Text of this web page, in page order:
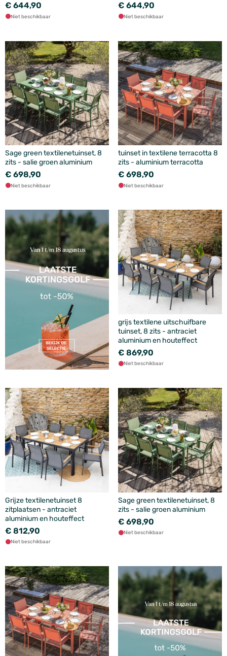
€ 644,90
Niet beschikbaar
€ 644,90
Niet beschikbaar
Sage green textilenetuinset, 8
zits - salie groen aluminium
€ 698,90
Niet beschikbaar
tuinset in textilene terracotta 8
zits - aluminium terracotta
€ 698,90
Niet beschikbaar
grijs textilene uitschuifbare
tuinset, 8 zits - antraciet
aluminium en houteffect
€ 869,90
Niet beschikbaar
Grijze textilenetuinset 8
zitplaatsen - antraciet
aluminium en houteffect
€ 812,90
Niet beschikbaar
Sage green textilenetuinset, 8
zits - salie groen aluminium
€ 698,90
Niet beschikbaar